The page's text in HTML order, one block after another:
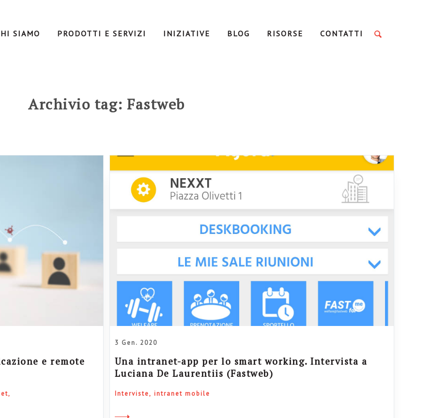
SIAMO PRODOTTI E SERVIZI INIZIATIVE BLOG RISORSE CONTATTI
Archivio tag: Fastweb
e remote
3 Gen. 2020
Una intranet-app per lo smart working. Intervista a
Luciana De Laurentiis (Fastweb)
Interviste intranet mobile